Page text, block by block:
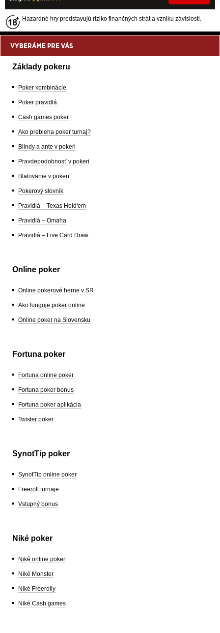
Hazardné hry predstavujú riziko finančných strát a vzniku závislosti.
VYBERÁME PRE VÁS
Základy pokeru
Poker kombinácie
Poker pravidlá
Cash games poker
Ako prebieha poker turnaj?
Blindy a ante v pokeri
Pravdepodobnosť v pokeri
Blafovanie v pokeri
Pokerový slovník
Pravidlá – Texas Hold'em
Pravidlá – Omaha
Pravidlá – Five Card Draw
Online poker
Online pokerové herne v SR
Ako funguje poker online
Online poker na Slovensku
Fortuna poker
Fortuna online poker
Fortuna poker bonus
Fortuna poker aplikácia
Twister poker
SynotTip poker
SynotTip online poker
Freeroll turnaje
Vstupný bonus
Niké poker
Niké online poker
Niké Monster
Niké Freerolly
Niké Cash games